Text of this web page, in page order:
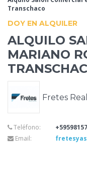
Transchaco
DOY EN ALQUILER
ALQUILO
MARIANO
Fretes
Teléfono:
Email: